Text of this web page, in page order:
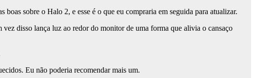
sobre o Halo 2, e esse é o que eu compraria em seguida para atualizar.
disso lança luz ao redor do monitor de uma forma que alivia o cansaço
Eu não poderia recomendar mais um.